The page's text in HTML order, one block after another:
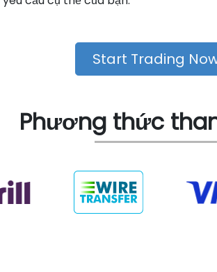
Start Trading
Phương thức